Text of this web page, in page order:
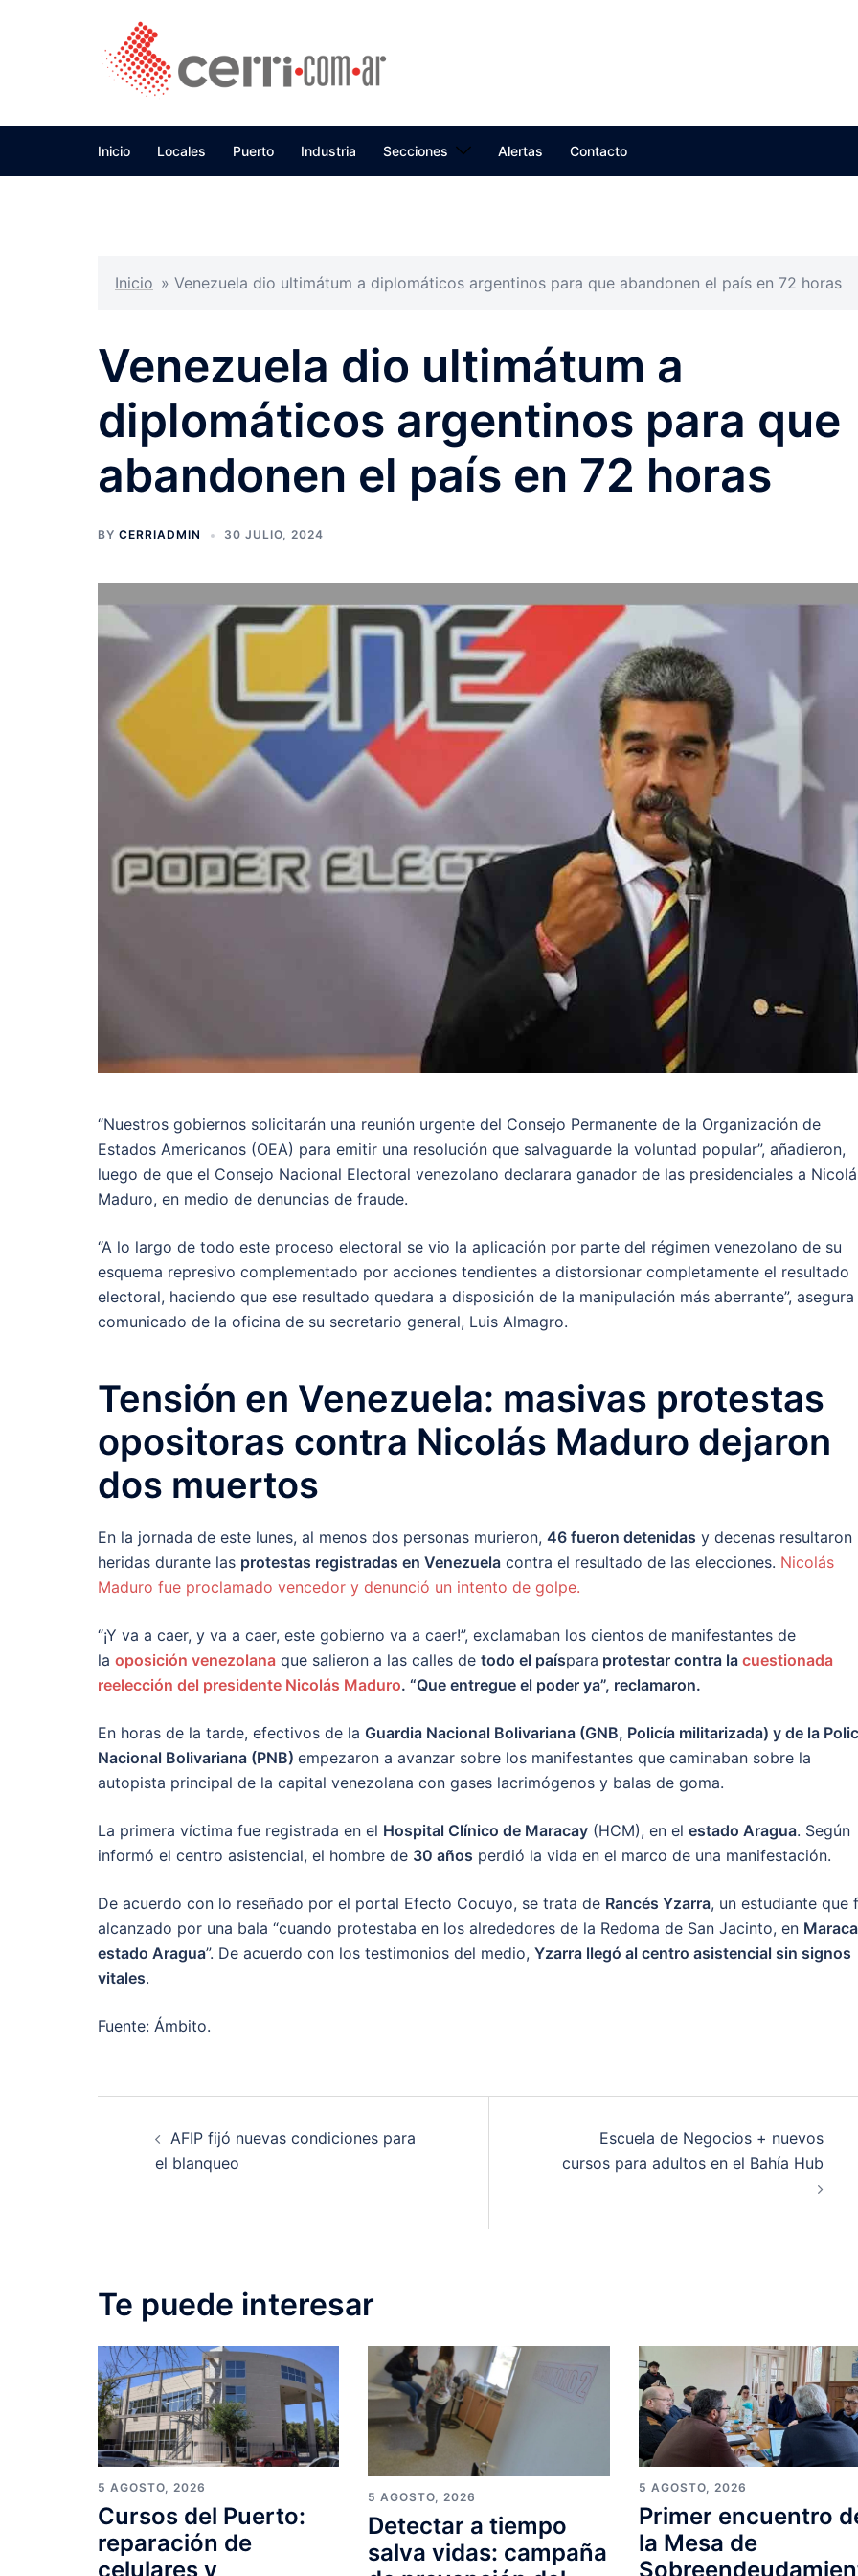
Inicio Locales Puerto Industria Secciones Alertas Contacto
Inicio » Venezuela dio ultimátum a diplomáticos argentinos para que abandonen el país en 72 horas
Venezuela dio ultimátum a
diplomáticos argentinos para que
abandonen el país en 72 horas
BY CERRIADMIN 30 JULIO, 2024
“Nuestros gobiernos solicitarán una reunión urgente del Consejo Permanente de la Organización de
Estados Americanos (OEA) para emitir una resolución que salvaguarde la voluntad popular”, añadieron,
luego de que el Consejo Nacional Electoral venezolano declarara ganador de las presidenciales a
Maduro, en medio de denuncias de fraude.
“A lo largo de todo este proceso electoral se vio la aplicación por parte del régimen venezolano de su
esquema represivo complementado por acciones tendientes a distorsionar completamente el resultado
electoral, haciendo que ese resultado quedara a disposición de la manipulación más aberrante”, asegura
comunicado de la oficina de su secretario general, Luis Almagro.
Tensión en Venezuela: masivas protestas
opositoras contra Nicolás Maduro dejaron
dos muertos
En la jornada de este lunes, al menos dos personas murieron, 46 fueron detenidas y decenas resultaron
heridas durante las protestas registradas en Venezuela contra el resultado de las elecciones. Nicolás
Maduro fue proclamado vencedor y denunció un intento de golpe.
“¡Y va a caer, y va a caer, este gobierno va a caer!”, exclamaban los cientos de manifestantes de
la oposición venezolana que salieron a las calles de todo el paíspara protestar contra la cuestionada
reelección del presidente Nicolás Maduro. “Que entregue el poder ya”, reclamaron.
En horas de la tarde, efectivos de la Guardia Nacional Bolivariana (GNB, Policía militarizada) y de la
Nacional Bolivariana (PNB) empezaron a avanzar sobre los manifestantes que caminaban sobre la
autopista principal de la capital venezolana con gases lacrimógenos y balas de goma.
La primera víctima fue registrada en el Hospital Clínico de Maracay (HCM), en el estado Aragua. Según
informó el centro asistencial, el hombre de 30 años perdió la vida en el marco de una manifestación.
De acuerdo con lo reseñado por el portal Efecto Cocuyo, se trata de Rancés Yzarra, un estudiante que
alcanzado por una bala “cuando protestaba en los alrededores de la Redoma de San Jacinto, en
estado Aragua”. De acuerdo con los testimonios del medio, Yzarra llegó al centro asistencial sin signos
vitales.
Fuente: Ámbito.
navigation
AFIP fijó nuevas condiciones para
el blanqueo
Escuela de Negocios + nuevos
cursos para adultos en el Bahía Hub
Te puede interesar
5 AGOSTO, 2026
Cursos del Puerto:
reparación de
celulares y
5 AGOSTO, 2026
Detectar a tiempo
salva vidas: campaña
5 AGOSTO, 2026
Primer encuentro
la Mesa de